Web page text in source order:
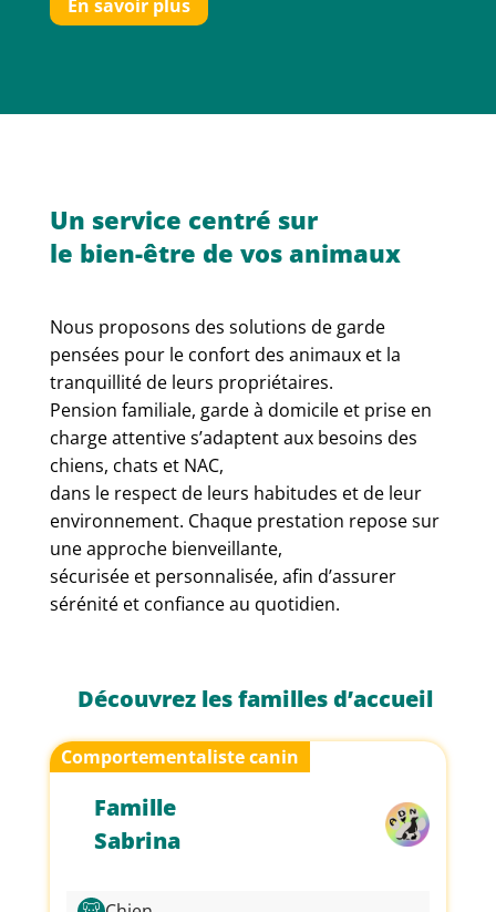
En savoir plus
Un service centré sur
le bien-être de vos animaux
Nous proposons des solutions de garde
pensées pour le confort des animaux et la
tranquillité de leurs propriétaires.
Pension familiale, garde à domicile et prise en
charge attentive s’adaptent aux besoins des
chiens, chats et NAC,
dans le respect de leurs habitudes et de leur
environnement. Chaque prestation repose sur
une approche bienveillante,
sécurisée et personnalisée, afin d’assurer
sérénité et confiance au quotidien.
Découvrez les familles d’accueil
Comportementaliste canin
Famille
Sabrina